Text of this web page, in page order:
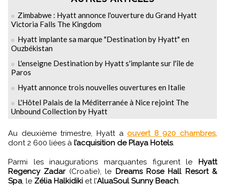
Zimbabwe : Hyatt annonce l'ouverture du Grand Hyatt
Victoria Falls The Kingdom
Hyatt implante sa marque "Destination by Hyatt" en
Ouzbékistan
L'enseigne Destination by Hyatt s'implante sur l'île de
Paros
Hyatt annonce trois nouvelles ouvertures en Italie
L'Hôtel Palais de la Méditerranée à Nice rejoint The
Unbound Collection by Hyatt
Au deuxième trimestre, Hyatt a ouvert 8 920 chambres,
dont 2 600 liées à l’acquisition de Playa Hotels.
Parmi les inaugurations marquantes figurent le Hyatt
Regency Zadar(Croatie), le Dreams Rose Hall Resort &
Spa, le Zélia Halkidiki et l’AluaSoul Sunny Beach.